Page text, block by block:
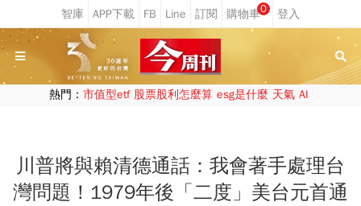
0
熱門： 市值型etf 股票股利怎麼算 esg是什麼 天氣 AI
川普將與賴清德通話：我會著手處理台
灣問題！1979年後「二度」美台元首通